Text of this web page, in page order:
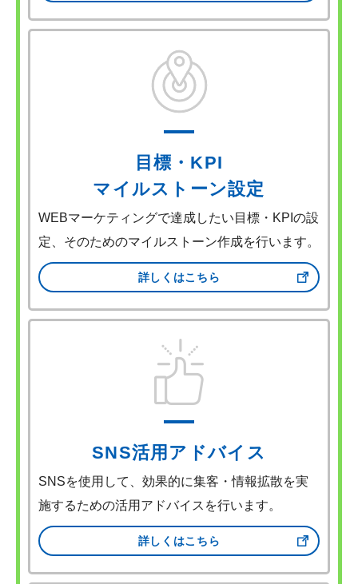
目標・KPI
マイルストーン設定
WEBマーケティングで達成したい目標・KPIの設
定、そのためのマイルストーン作成を行います。
詳しくはこちら
SNS活用アドバイス
SNSを使用して、効果的に集客・情報拡散を実
施するための活用アドバイスを行います。
詳しくはこちら